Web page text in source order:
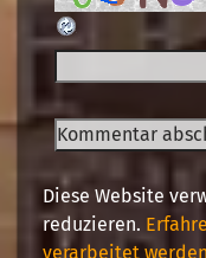
Diese Website
reduzieren.
verarbeitet